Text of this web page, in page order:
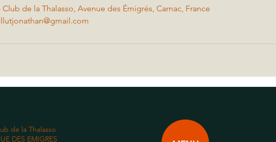
é
Club de la Thalasso, Avenue des Émigrés, Carnac, France
de la Thalasso
DES EMIGRES